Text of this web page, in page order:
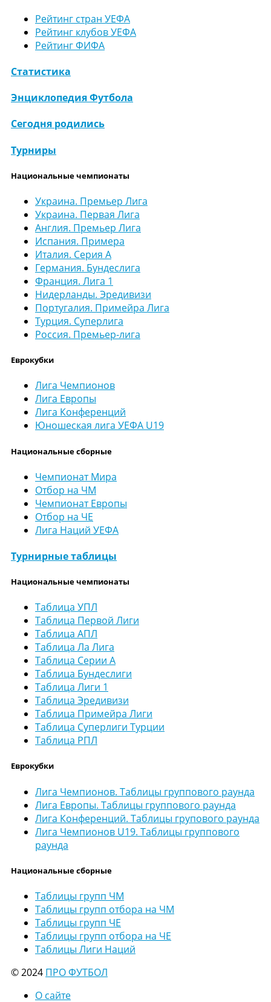
Рейтинг стран УЕФА
Рейтинг клубов УЕФА
Рейтинг ФИФА
Статистика
Энциклопедия Футбола
Сегодня родились
Турниры
Национальные чемпионаты
Украина. Премьер Лига
Украина. Первая Лига
Англия. Премьер Лига
Испания. Примера
Италия. Серия А
Германия. Бундеслига
Франция. Лига 1
Нидерланды. Эредивизи
Португалия. Примейра Лига
Турция. Суперлига
Россия. Премьер-лига
Еврокубки
Лига Чемпионов
Лига Европы
Лига Конференций
Юношеская лига УЕФА U19
Национальные сборные
Чемпионат Мира
Отбор на ЧМ
Чемпионат Европы
Отбор на ЧЕ
Лига Наций УЕФА
Турнирные таблицы
Национальные чемпионаты
Таблица УПЛ
Таблица Первой Лиги
Таблица АПЛ
Таблица Ла Лига
Таблица Серии А
Таблица Бундеслиги
Таблица Лиги 1
Таблица Эредивизи
Таблица Примейра Лиги
Таблица Суперлиги Турции
Таблица РПЛ
Еврокубки
Лига Чемпионов. Таблицы группового раунда
Лига Европы. Таблицы группового раунда
Лига Конференций. Таблицы групового раунда
Лига Чемпионов U19. Таблицы группового
раунда
Национальные сборные
Таблицы групп ЧМ
Таблицы групп отбора на ЧМ
Таблицы групп ЧЕ
Таблицы групп отбора на ЧЕ
Таблицы Лиги Наций
© 2024 ПРО ФУТБОЛ
О сайте